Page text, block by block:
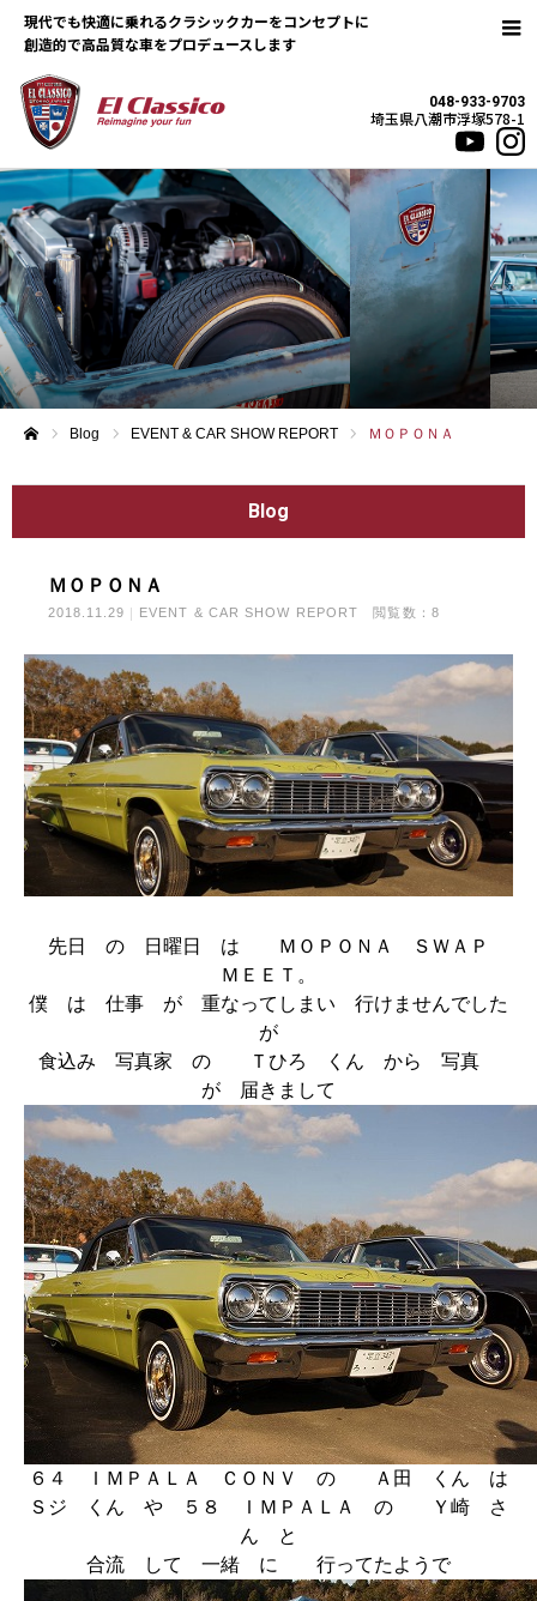
現代でも快適に乗れるクラシックカーをコンセプトに
048-933-9703
埼玉県八潮市浮塚578-1
Blog EVENT & CAR SHOW REPORT ＭＯＰＯＮＡ
Blog
ＭＯＰＯＮＡ
2018.11.29 EVENT & CAR SHOW REPORT 閲覧数：8
先日 の 日曜日 は ＭＯＰＯＮＡ ＳＷＡＰ
ＭＥＥＴ。
僕 は 仕事 が 重なってしまい 行けませんでした
が
食込み 写真家 の Ｔひろ くん から 写真
が 届きまして
６４ ＩＭＰＡＬＡ ＣＯＮＶ の Ａ田 くん は
Ｓジ くん や ５８ ＩＭＰＡＬＡ の Ｙ崎 さ
ん と
合流 して 一緒 に 行ってたようで